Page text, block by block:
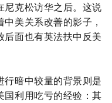
尼克松访华之后。这说
美关系改善的影子，
后面也有英法扶中反美
行暗中较量的背景则是
国利用吃亏的经验：其